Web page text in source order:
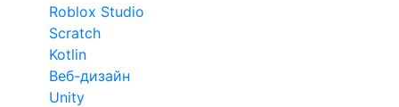
Roblox Studio
Scratch
Kotlin
Веб-дизайн
Unity